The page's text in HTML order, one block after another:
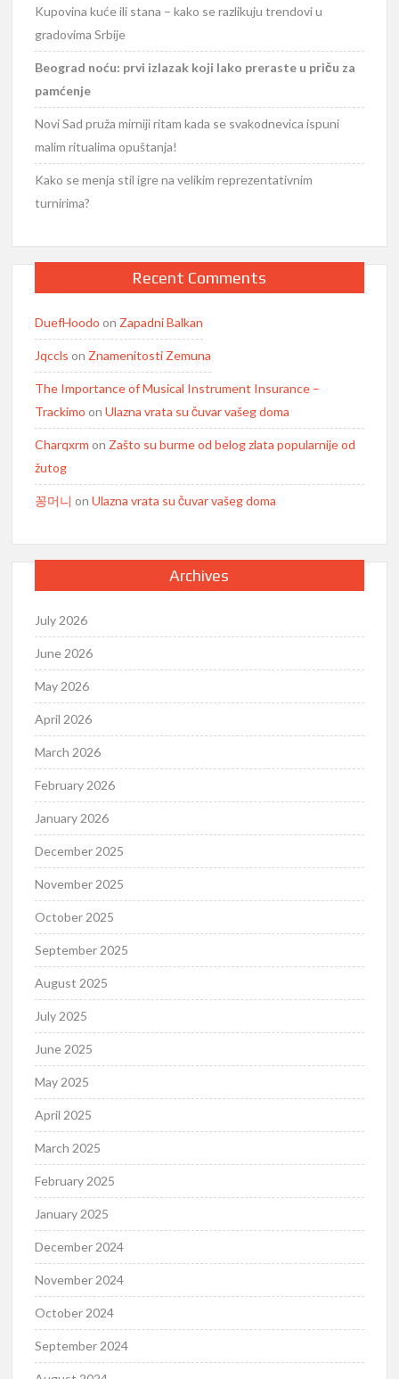
Kupovina kuće ili stana – kako se razlikuju trendovi u
gradovima Srbije
Beograd noću: prvi izlazak koji lako preraste u priču za
pamćenje
Novi Sad pruža mirniji ritam kada se svakodnevica ispuni
malim ritualima opuštanja!
Kako se menja stil igre na velikim reprezentativnim
turnirima?
Recent Comments
DuefHoodo on Zapadni Balkan
Jqccls on Znamenitosti Zemuna
The Importance of Musical Instrument Insurance –
Trackimo onUlazna vrata su čuvar vašeg doma
Charqxrm on Zašto su burme od belog zlata popularnije od
žutog
꽁머니 onUlazna vrata su čuvar vašeg doma
Archives
July 2026
June 2026
May 2026
April 2026
March 2026
February 2026
January 2026
December 2025
November 2025
October 2025
September 2025
August 2025
July 2025
June 2025
May 2025
April 2025
March 2025
February 2025
January 2025
December 2024
November 2024
October 2024
September 2024